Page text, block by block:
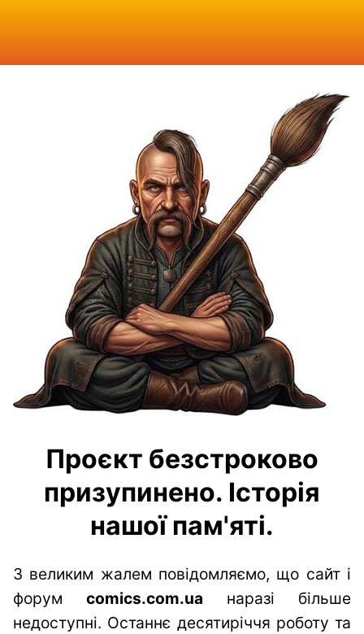
Проєкт безстроково
призупинено. Історія
нашої пам'яті.
З великим жалем повідомляємо, що сайт і
форум comics.com.ua наразі більше
недоступні. Останнє десятиріччя роботу та